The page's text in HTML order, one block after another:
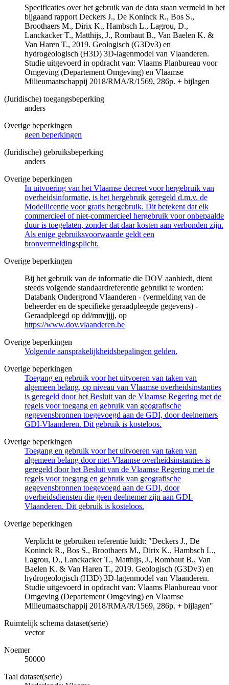
Specificaties over het gebruik van de data staan vermeld in het
bijgaand rapport Deckers J., De Koninck R., Bos S.,
Broothaers M., Dirix K., Hambsch L., Lagrou, D.,
Lanckacker T., Matthijs, J., Rombaut B., Van Baelen K. &
Van Haren T., 2019. Geologisch (G3Dv3) en
hydrogeologisch (H3D) 3D-lagenmodel van Vlaanderen.
Studie uitgevoerd in opdracht van: Vlaams Planbureau voor
Omgeving (Departement Omgeving) en Vlaamse
Milieumaatschappij 2018/RMA/R/1569, 286p. + bijlagen
(Juridische) toegangsbeperking
anders
Overige beperkingen
geen beperkingen
(Juridische) gebruiksbeperking
anders
Overige beperkingen
In uitvoering van het Vlaamse decreet voor hergebruik van
overheidsinformatie, is het hergebruik geregeld d.m.v. de
Modellicentie voor gratis hergebruik. Dit betekent dat elk
commercieel of niet-commercieel hergebruik voor onbepaalde
duur is toegelaten, zonder dat daar kosten aan verbonden zijn.
Als enige gebruiksvoorwaarde geldt een
bronvermeldingsplicht.
Overige beperkingen
Bij het gebruik van de informatie die DOV aanbiedt, dient
steeds volgende standaardreferentie gebruikt te worden:
Databank Ondergrond Vlaanderen - (vermelding van de
beheerder en de specifieke geraadpleegde gegevens) -
Geraadpleegd op dd/mm/jjjj, op
https://www.dov.vlaanderen.be
Overige beperkingen
Volgende aansprakelijkheidsbepalingen gelden.
Overige beperkingen
Toegang en gebruik voor het uitvoeren van taken van
algemeen belang, op niveau van Vlaamse overheidsinstanties
is geregeld door het Besluit van de Vlaamse Regering met de
regels voor toegang en gebruik van geografische
gegevensbronnen toegevoegd aan de GDI, door deelnemers
GDI-Vlaanderen. Dit gebruik is kosteloos.
Overige beperkingen
Toegang en gebruik voor het uitvoeren van taken van
algemeen belang door niet-Vlaamse overheidsinstanties is
geregeld door het Besluit van de Vlaamse Regering met de
regels voor toegang en gebruik van geografische
gegevensbronnen toegevoegd aan de GDI, door
overheidsdiensten die geen deelnemer zijn aan GDI-
Vlaanderen. Dit gebruik is kosteloos.
Overige beperkingen
Verplicht te gebruiken referentie luidt: "Deckers J., De
Koninck R., Bos S., Broothaers M., Dirix K., Hambsch L.,
Lagrou, D., Lanckacker T., Matthijs, J., Rombaut B., Van
Baelen K. & Van Haren T., 2019. Geologisch (G3Dv3) en
hydrogeologisch (H3D) 3D-lagenmodel van Vlaanderen.
Studie uitgevoerd in opdracht van: Vlaams Planbureau voor
Omgeving (Departement Omgeving) en Vlaamse
Milieumaatschappij 2018/RMA/R/1569, 286p. + bijlagen"
Ruimtelijk schema dataset(serie)
vector
Noemer
50000
Taal dataset(serie)